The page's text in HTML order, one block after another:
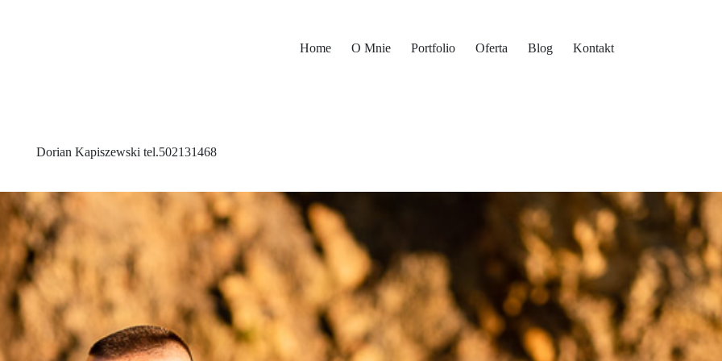
Home
O Mnie Portfolio Oferta Blog Kontakt
Dorian Kapiszewski tel.502131468